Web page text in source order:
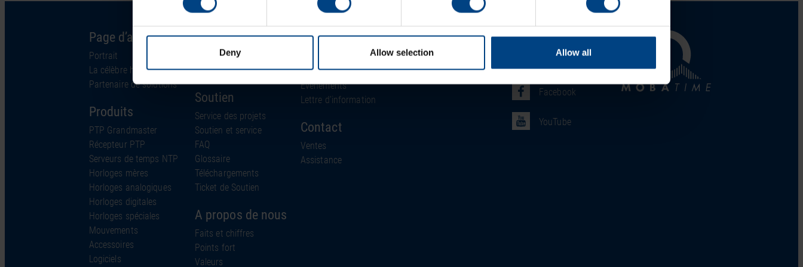
Deny Allow selection Allow all
Page d’accueil
Portrait
La célèbre horloge
Partenaire de solutions
Produits
PTP Grandmaster
Récepteur PTP
Serveurs de temps NTP
Horloges mères
Horloges analogiques
Horloges digitales
Horloges spéciales
Mouvements
Accessoires
Logiciels
Solutions
Industries
Technologie
Soutien
Service des projets
Soutien et service
FAQ
Glossaire
Téléchargements
Ticket de Soutien
A propos de nous
Faits et chiffres
Points fort
Valeurs
ACTUALITÉS
Actualités
Événements
Lettre d’information
Contact
Ventes
Assistance
Social Network
Facebook
YouTube